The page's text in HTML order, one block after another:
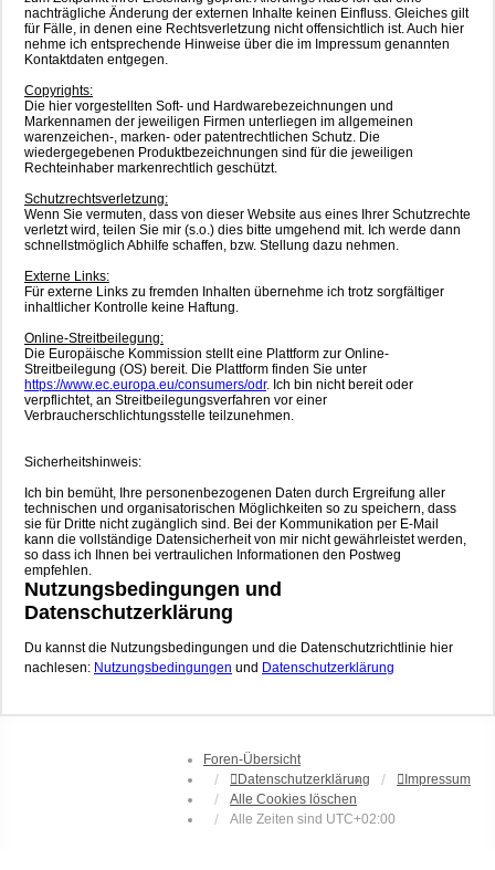
nachträgliche Änderung der externen Inhalte keinen Einfluss. Gleiches gilt
für Fälle, in denen eine Rechtsverletzung nicht offensichtlich ist. Auch hier
nehme ich entsprechende Hinweise über die im Impressum genannten
Kontaktdaten entgegen.
Copyrights:
Die hier vorgestellten Soft- und Hardwarebezeichnungen und
Markennamen der jeweiligen Firmen unterliegen im allgemeinen
warenzeichen-, marken- oder patentrechtlichen Schutz. Die
wiedergegebenen Produktbezeichnungen sind für die jeweiligen
Rechteinhaber markenrechtlich geschützt.
Schutzrechtsverletzung:
Wenn Sie vermuten, dass von dieser Website aus eines Ihrer Schutzrechte
verletzt wird, teilen Sie mir (s.o.) dies bitte umgehend mit. Ich werde dann
schnellstmöglich Abhilfe schaffen, bzw. Stellung dazu nehmen.
Externe Links:
Für externe Links zu fremden Inhalten übernehme ich trotz sorgfältiger
inhaltlicher Kontrolle keine Haftung.
Online-Streitbeilegung:
Die Europäische Kommission stellt eine Plattform zur Online-
Streitbeilegung (OS) bereit. Die Plattform finden Sie unter
https://www.ec.europa.eu/consumers/odr. Ich bin nicht bereit oder
verpflichtet, an Streitbeilegungsverfahren vor einer
Verbraucherschlichtungsstelle teilzunehmen.
Sicherheitshinweis:
Ich bin bemüht, Ihre personenbezogenen Daten durch Ergreifung aller
technischen und organisatorischen Möglichkeiten so zu speichern, dass
sie für Dritte nicht zugänglich sind. Bei der Kommunikation per E-Mail
kann die vollständige Datensicherheit von mir nicht gewährleistet werden,
so dass ich Ihnen bei vertraulichen Informationen den Postweg
empfehlen.
Nutzungsbedingungen und
Datenschutzerklärung
Du kannst die Nutzungsbedingungen und die Datenschutzrichtlinie hier
nachlesen: Nutzungsbedingungen und Datenschutzerklärung
Foren-Übersicht
Datenschutzerklärung
Impressum
Alle Cookies löschen
Alle Zeiten sind UTC+02:00